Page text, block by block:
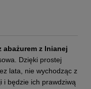
abażurem z lnianej
Dzięki prostej
lata, nie wychodząc z
i będzie ich prawdziwą